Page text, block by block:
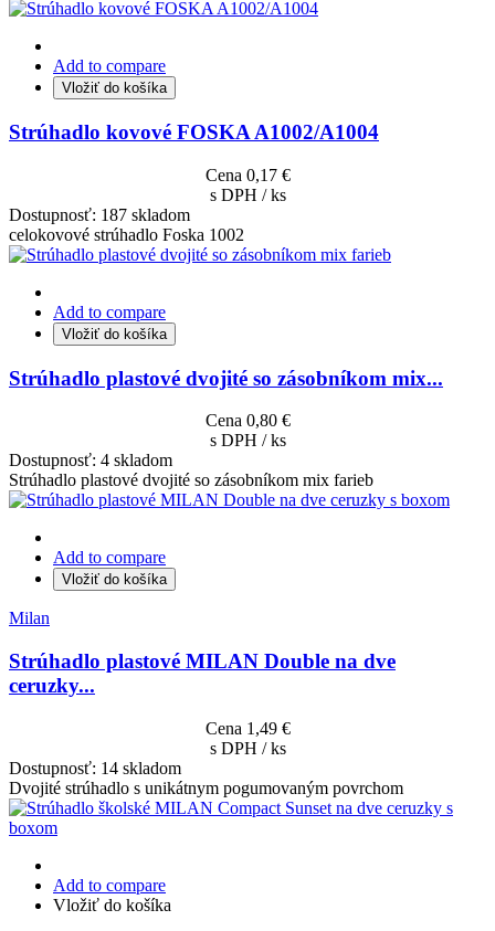
Add to compare
Vložiť do košíka
Strúhadlo kovové FOSKA A1002/A1004
Cena 0,17 €
s DPH / ks
Dostupnosť: 187 skladom
celokovové strúhadlo Foska 1002
Add to compare
Vložiť do košíka
Strúhadlo plastové dvojité so zásobníkom mix...
Cena 0,80 €
s DPH / ks
Dostupnosť: 4 skladom
Strúhadlo plastové dvojité so zásobníkom mix farieb
Add to compare
Vložiť do košíka
Milan
Strúhadlo plastové MILAN Double na dve
ceruzky...
Cena 1,49 €
s DPH / ks
Dostupnosť: 14 skladom
Dvojité strúhadlo s unikátnym pogumovaným povrchom
Add to compare
Vložiť do košíka